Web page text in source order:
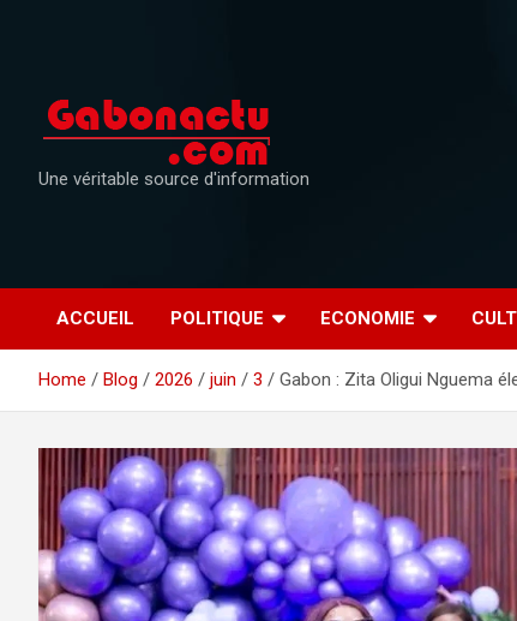
Une véritable source d'information
ACCUEIL POLITIQUE ECONOMIE
Home Blog 2026 juin 3 Gabon : Zita Oligui Nguema